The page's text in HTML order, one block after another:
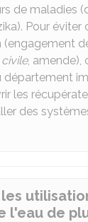
de maladies
Pour éviter
(engagement
, amende),
département
les
des
l'eau de